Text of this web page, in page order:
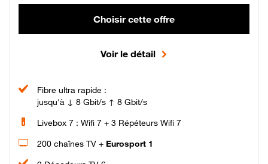
Choisir cette offre
Voir le détail
Fibre ultra rapide :
jusqu'à ↓ 8 Gbit/s ↑ 8 Gbit/s
Livebox 7 : Wifi 7 + 3 Répéteurs Wifi 7
200 chaînes TV + Eurosport 1